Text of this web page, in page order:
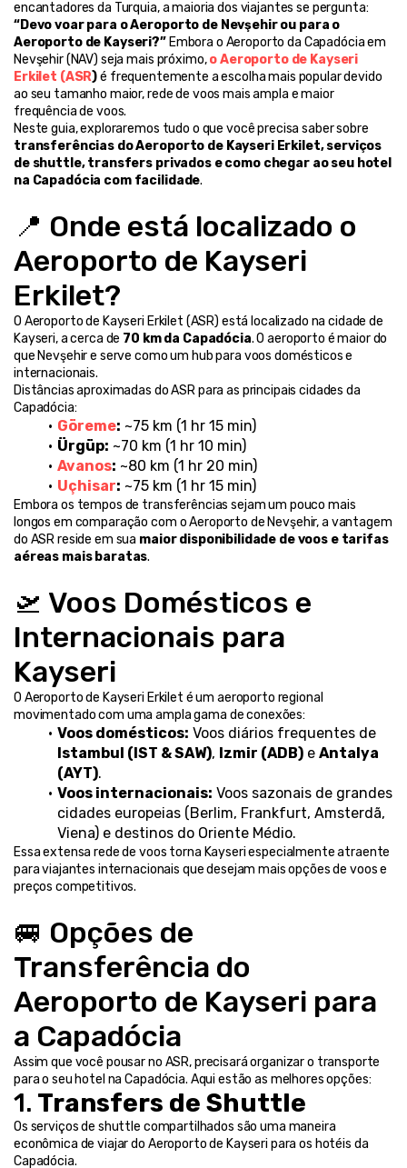
“Devo voar para o Aeroporto de Nevşehir ou para o
Aeroporto de Kayseri?” Embora o Aeroporto da Capadócia em
Nevşehir (NAV) seja mais próximo, o Aeroporto de Kayseri
Erkilet (ASR) é frequentemente a escolha mais popular devido
ao seu tamanho maior, rede de voos mais ampla e maior
frequência de voos.
transferências do Aeroporto de Kayseri Erkilet, serviços
de shuttle, transfers privados e como chegar ao seu hotel
na Capadócia com facilidade.
📍 Onde está localizado o
Aeroporto de Kayseri
Erkilet?
O Aeroporto de Kayseri Erkilet (ASR) está localizado na cidade de
Kayseri, a cerca de 70 km da Capadócia. O aeroporto é maior do
que Nevşehir e serve como um hub para voos domésticos e
internacionais.
Distâncias aproximadas do ASR para as principais cidades da
Capadócia:
Göreme: ~75 km (1 hr 15 min)
Ürgüp: ~70 km (1 hr 10 min)
Avanos: ~80 km (1 hr 20 min)
Uçhisar: ~75 km (1 hr 15 min)
Embora os tempos de transferências sejam um pouco mais
longos em comparação com o Aeroporto de Nevşehir, a vantagem
do ASR reside em sua maior disponibilidade de voos e tarifas
aéreas mais baratas.
🛫 Voos Domésticos e
Internacionais para
Kayseri
O Aeroporto de Kayseri Erkilet é um aeroporto regional
movimentado com uma ampla gama de conexões:
Voos domésticos:
Voos diários frequentes de
Istambul (IST & SAW), Izmir (ADB) e Antalya
(AYT).
Voos internacionais: Voos sazonais de grandes
cidades europeias (Berlim, Frankfurt, Amsterdã,
Viena) e destinos do Oriente Médio.
Essa extensa rede de voos torna Kayseri especialmente atraente
para viajantes internacionais que desejam mais opções de voos e
preços competitivos.
🚐 Opções de
Transferência do
Aeroporto de Kayseri para
a Capadócia
Assim que você pousar no ASR, precisará organizar o transporte
para o seu hotel na Capadócia. Aqui estão as melhores opções:
1. Transfers de Shuttle
Os serviços de shuttle compartilhados são uma maneira
econômica de viajar do Aeroporto de Kayseri para os hotéis da
Capadócia.